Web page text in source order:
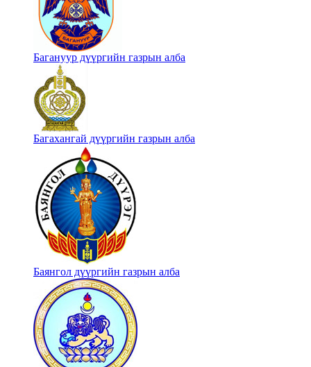
Багануур дүүргийн газрын алба
Багахангай дүүргийн газрын алба
Баянгол дүүргийн газрын алба